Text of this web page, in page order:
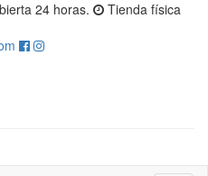
24 horas.
Tienda física